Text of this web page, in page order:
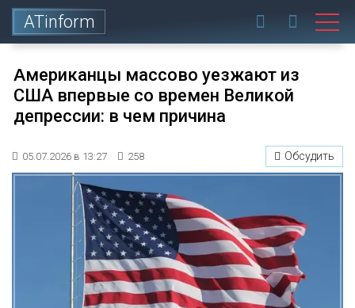
ATinform
Американцы массово уезжают из
США впервые со времен Великой
депрессии: в чем причина
05.07.2026 в 13:27 258 Обсудить